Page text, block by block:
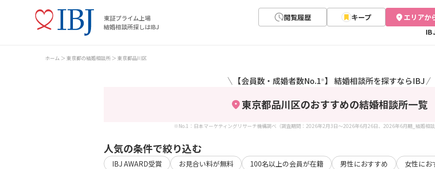
東証プライム上場
結婚相談所探しはIBJ
閲覧履歴 キープ エリアか
ホーム 東京都の結婚相談所 東京都品川区
＼ 【会員数・成婚者数No.1 ※ 】 結婚相談所を探すならIBJ／
東京都品川区のおすすめの結婚相談所一覧
※No.1：日本マーケティングリサーチ機構調べ（調査期間：2026年2月3日～2026年6月26日、2026年6月期_結婚相談
人気の条件で絞り込む
IBJ AWARD受賞 お見合い料が無料 100名以上の会員が在籍 男性におすすめ 女性にお